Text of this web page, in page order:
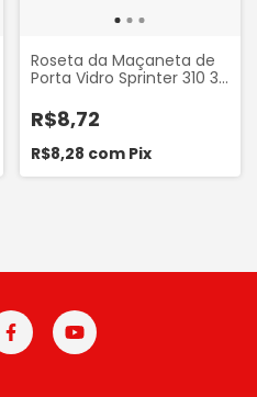
Roseta da Maçaneta de
Porta Vidro Sprinter 310 311
R$8,72
R$8,28 com Pix